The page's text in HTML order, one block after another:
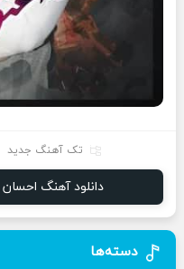
تک آهنگ جدید
دانلود آهنگ احسان
دسته‌ها